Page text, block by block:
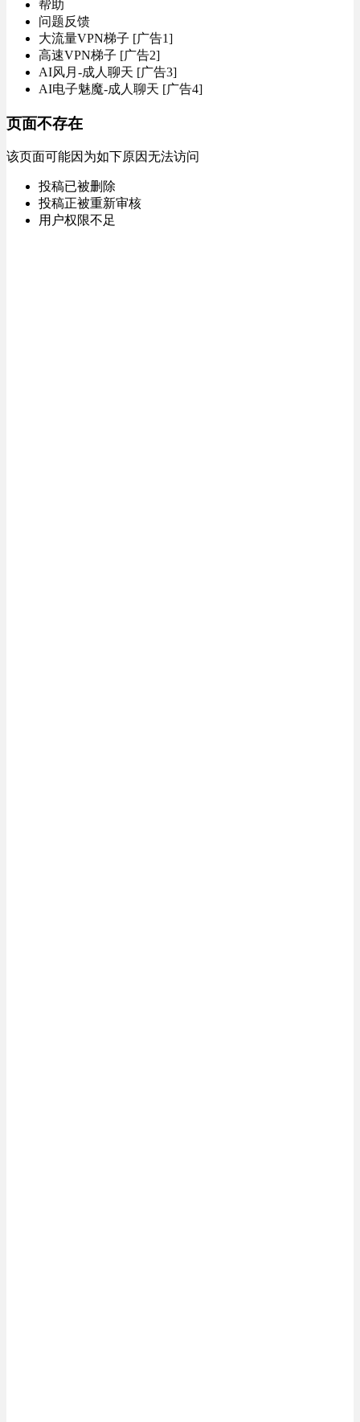
帮助
问题反馈
大流量VPN梯子 [广告1]
高速VPN梯子 [广告2]
AI风月-成人聊天 [广告3]
AI电子魅魔-成人聊天 [广告4]
页面不存在
该页面可能因为如下原因无法访问
投稿已被删除
投稿正被重新审核
用户权限不足